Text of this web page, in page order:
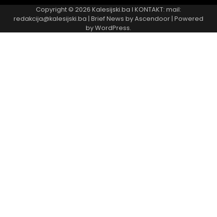
Copyright © 2026 Kalesijski.ba I KONTAKT: mail:
redakcija@kalesijski.ba | Brief News byAscendoor| Powered
byWordPress.